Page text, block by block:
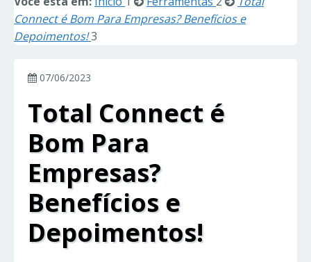
Connect é Bom Para Empresas? Benefícios e
Depoimentos!3
07/06/2023
Total Connect é
Bom Para
Empresas?
Benefícios e
Depoimentos!